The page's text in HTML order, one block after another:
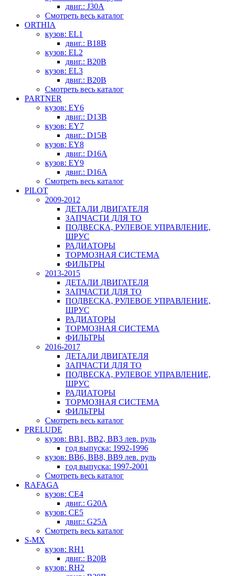
двиг.: J30A
Смотреть весь каталог
ORTHIA
кузов: EL1
двиг.: B18B
кузов: EL2
двиг.: B20B
кузов: EL3
двиг.: B20B
Смотреть весь каталог
PARTNER
кузов: EY6
двиг.: D13B
кузов: EY7
двиг.: D15B
кузов: EY8
двиг.: D16A
кузов: EY9
двиг.: D16A
Смотреть весь каталог
PILOT
2009-2012
ДЕТАЛИ ДВИГАТЕЛЯ
ЗАПЧАСТИ ДЛЯ ТО
ПОДВЕСКА, РУЛЕВОЕ УПРАВЛЕНИЕ,
ШРУС
РАДИАТОРЫ
ТОРМОЗНАЯ СИСТЕМА
ФИЛЬТРЫ
2013-2015
ДЕТАЛИ ДВИГАТЕЛЯ
ЗАПЧАСТИ ДЛЯ ТО
ПОДВЕСКА, РУЛЕВОЕ УПРАВЛЕНИЕ,
ШРУС
РАДИАТОРЫ
ТОРМОЗНАЯ СИСТЕМА
ФИЛЬТРЫ
2016-2017
ДЕТАЛИ ДВИГАТЕЛЯ
ЗАПЧАСТИ ДЛЯ ТО
ПОДВЕСКА, РУЛЕВОЕ УПРАВЛЕНИЕ,
ШРУС
РАДИАТОРЫ
ТОРМОЗНАЯ СИСТЕМА
ФИЛЬТРЫ
Смотреть весь каталог
PRELUDE
кузов: BB1, BB2, BB3 лев. руль
год выпуска: 1992-1996
кузов: BB6, BB8, BB9 лев. руль
год выпуска: 1997-2001
Смотреть весь каталог
RAFAGA
кузов: CE4
двиг.: G20A
кузов: CE5
двиг.: G25A
Смотреть весь каталог
S-MX
кузов: RH1
двиг.: B20B
кузов: RH2